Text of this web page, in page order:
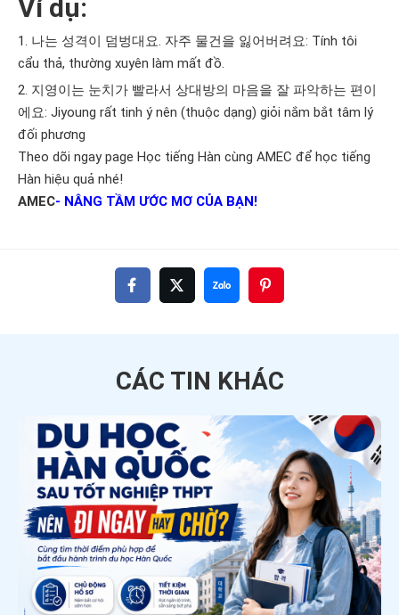
Ví dụ:
1. 나는 성격이 덤벙대요. 자주 물건을 잃어버려요: Tính tôi
cẩu thả, thường xuyên làm mất đồ.
2. 지영이는 눈치가 빨라서 상대방의 마음을 잘 파악하는 편이
에요: Jiyoung rất tinh ý nên (thuộc dạng) giỏi nắm bắt tâm lý
đối phương
Theo dõi ngay page Học tiếng Hàn cùng AMEC để học tiếng
Hàn hiệu quả nhé!
AMEC- NÂNG TẦM ƯỚC MƠ CỦA BẠN!
CÁC TIN KHÁC